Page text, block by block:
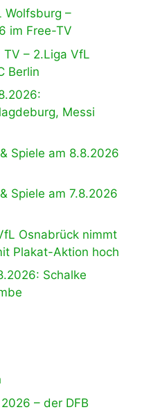
Wolfsburg –
im Free-TV
TV – 2.Liga VfL
Berlin
Messi
Spiele am 8.8.2026
Spiele am 7.8.2026
Osnabrück nimmt
Plakat-Aktion hoch
Schalke
– der DFB